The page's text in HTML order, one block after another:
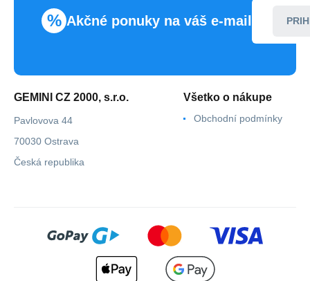
% Akčné ponuky na váš e-mail
GEMINI CZ 2000, s.r.o.
Pavlovova 44
70030 Ostrava
Česká republika
Všetko o nákupe
Obchodní podmínky